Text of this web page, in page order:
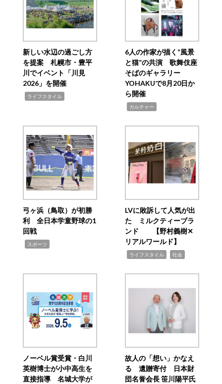
新しい水辺の過ごし方
を提案 札幌市・豊平
川でイベント「川見
2026」を開催
ライフスタイル
6人の作家が描く“風景
と猫”の共演 歌舞伎座
そばのギャラリー
YOHAKUで8月20日か
ら開催
カルチャー
弓ヶ浜（鳥取）が初勝
利 全日本学童野球の1
回戦
スポーツ
LVに敗訴して人気が出
た ミルクティーブラ
ンド 【野村義樹✕
リアルワールド】
ライフスタイル 社会
ノーベル賞受賞・白川
英樹博士が小中高生を
直接指導 名城大学が
故人の「想い」かなえ
る 遺贈寄付 日本財
団名誉会長 笹川陽平氏